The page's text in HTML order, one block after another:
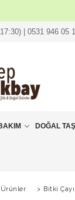
| 0531 946 05
DOĞAL
> Bitki Çayı